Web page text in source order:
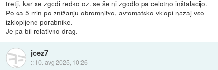
tretji, kar se zgodi redko oz. se še ni zgodlo pa celotno inštalacijo.
Po ca 5 min po znižanju obremnitve, avtomatsko vklopi nazaj vse
izklopljene porabnike.
Je pa bil relativno drag.
joez7
:: 10. avg 2025, 10:26